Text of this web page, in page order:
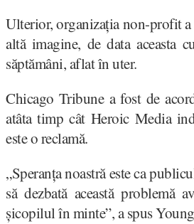
Ulterior, organizația non-profit
altă imagine, de data aceasta
săptămâni, aflat în uter.
Chicago Tribune a fost de
atâta timp cât Heroic Media
este o reclamă.
„Speranța noastră este ca
să dezbată această problemă
șicopilul în minte”, a spus